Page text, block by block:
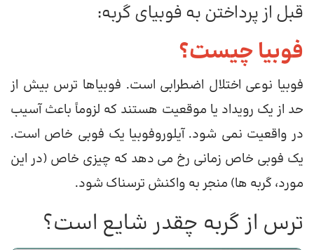
قبل از پرداختن به فوبیای گربه:
فوبیا چیست؟
فوبیا نوعی اختلال اضطرابی است. فوبیاها ترس بیش از
حد از یک رویداد یا موقعیت هستند که لزوماً باعث آسیب
در واقعیت نمی شود. آیلوروفوبیا یک فوبی خاص است.
یک فوبی خاص زمانی رخ می دهد که چیزی خاص (در این
مورد، گربه ها) منجر به واکنش ترسناک شود.
ترس از گربه چقدر شایع است؟